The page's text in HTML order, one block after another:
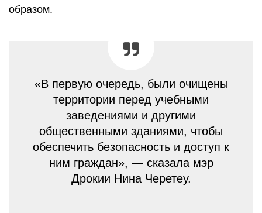
образом.
«В первую очередь, были очищены
территории перед учебными
заведениями и другими
общественными зданиями, чтобы
обеспечить безопасность и доступ к
ним граждан», — сказала мэр
Дрокии Нина Черетеу.